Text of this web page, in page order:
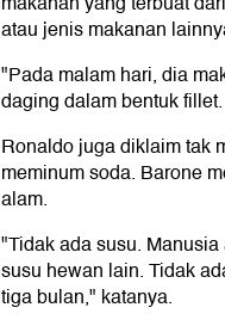
atau jenis makanan
"Pada malam hari, dia
daging dalam bentuk
Ronaldo juga diklaim tak
meminum soda. Barone
alam.
"Tidak ada susu.
susu hewan lain. Tidak
tiga bulan," katanya.